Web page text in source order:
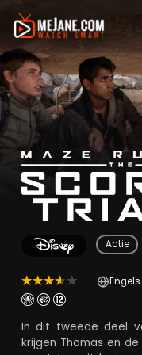
Actie
Engels
In dit tweede deel
krijgen Thomas en